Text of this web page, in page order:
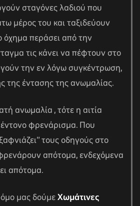
σταγόνες λαδιού που
μέρος του και ταξιδεύουν
όχημα περάσει από την
τις κάνει να πέφτουν στο
την εν λόγω συγκέντρωση,
της έντασης της ανωμαλίας.
ανωμαλία , τότε η αιτία
έντονο φρενάρισμα. Που
τους οδηγούς στο
απότομα, ενδεχόμενα
απότομα.
μας δούμεΧωμάτινες